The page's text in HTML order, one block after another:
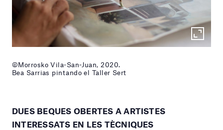
©Morrosko Vila-San-Juan, 2020.
Bea Sarrias pintando el Taller Sert
DUES BEQUES OBERTES A ARTISTES
INTERESSATS EN LES TÈCNIQUES